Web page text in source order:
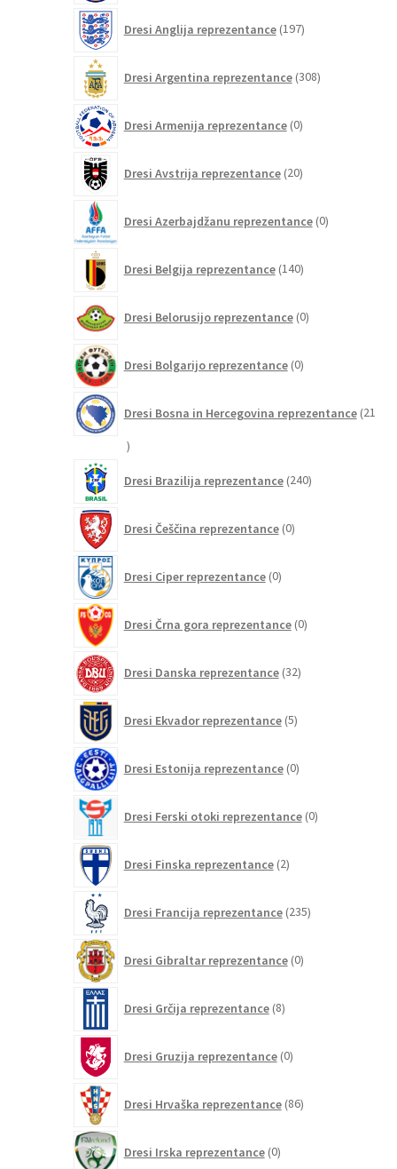
Dresi Anglija reprezentance 197izdelkov
Dresi Argentina reprezentance 308izdelkov
Dresi Armenija reprezentance 0izdelkov
Dresi Avstrija reprezentance 20izdelkov
Dresi Azerbajdžanu reprezentance 0izdelkov
Dresi Belgija reprezentance 140izdelkov
Dresi Belorusijo reprezentance 0izdelkov
Dresi Bolgarijo reprezentance 0izdelkov
Dresi Bosna in Hercegovina reprezentance 21
21
Dresi Brazilija reprezentance 240izdelkov
Dresi Češčina reprezentance 0izdelkov
Dresi Ciper reprezentance 0izdelkov
Dresi Črna gora reprezentance 0izdelkov
Dresi Danska reprezentance 32izdelkov
Dresi Ekvador reprezentance 5izdelkov
Dresi Estonija reprezentance 0izdelkov
Dresi Ferski otoki reprezentance 0izdelkov
Dresi Finska reprezentance 2izdelka
Dresi Francija reprezentance 235izdelkov
Dresi Gibraltar reprezentance 0izdelkov
Dresi Grčija reprezentance 8izdelkov
Dresi Gruzija reprezentance 0izdelkov
Dresi Hrvaška reprezentance 86izdelkov
Dresi Irska reprezentance 0izdelkov